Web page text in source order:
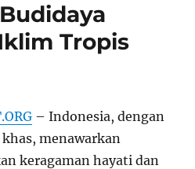
Tropis
– Indonesia, dengan
menawarkan
keragaman hayati dan